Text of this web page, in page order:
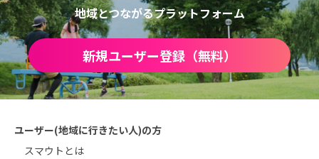
地域とつながるプラットフォーム
新規ユーザー登録（無料）
ユーザー(地域に行きたい人)の方
スマウトとは